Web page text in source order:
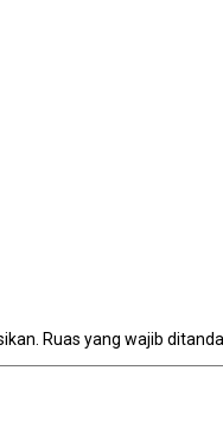
Ruas yang wajib